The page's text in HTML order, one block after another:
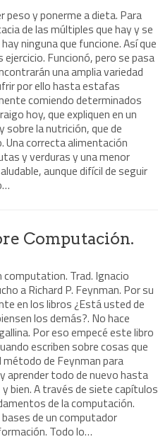
peso y ponerme a dieta. Para
de las múltiples que hay y se
ninguna que funcione. Así que
Funcionó, pero se pasa
una amplia variedad
por ello hasta estafas
comiendo determinados
hoy, que expliquen en un
sobre la nutrición, que de
Una correcta alimentación
y verduras y una menor
aunque difícil de seguir
Computación.
computation. Trad. Ignacio
a Richard P. Feynman. Por su
en los libros ¿Está usted de
los demás?. No hace
Por eso empecé este libro
escriben sobre cosas que
método de Feynman para
aprender todo de nuevo hasta
bien. A través de siete capítulos
de la computación.
de un computador
Todo lo…